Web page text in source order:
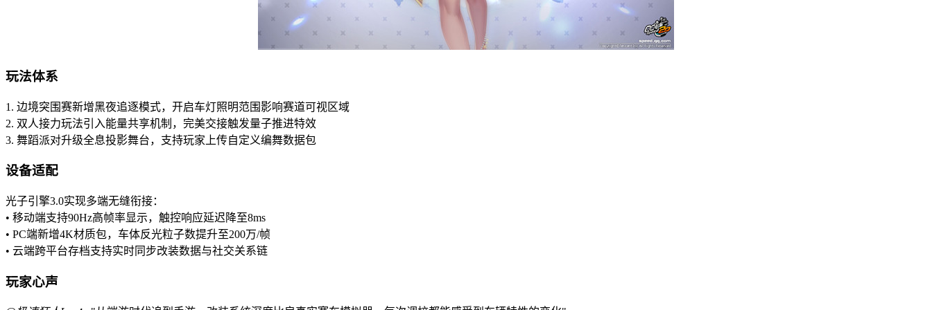
玩法体系
1. 边境突围赛新增黑夜追逐模式，开启车灯照明范围影响赛道可视区域
2. 双人接力玩法引入能量共享机制，完美交接触发量子推进特效
3. 舞蹈派对升级全息投影舞台，支持玩家上传自定义编舞数据包
设备适配
光子引擎3.0实现多端无缝衔接：
• 移动端支持90Hz高帧率显示，触控响应延迟降至8ms
• PC端新增4K材质包，车体反光粒子数提升至200万/帧
• 云端跨平台存档支持实时同步改装数据与社交关系链
玩家心声